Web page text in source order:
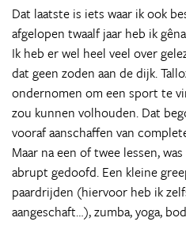
Dat laatste is iets waar ik ook
afgelopen twaalf jaar heb ik
Ik heb er wel heel veel over
dat geen zoden aan de dijk.
ondernomen om een sport te
zou kunnen volhouden. Dat
vooraf aanschaffen van
Maar na een of twee lessen,
abrupt gedoofd. Een kleine
paardrijden (hiervoor heb ik
aangeschaft…), zumba, yoga,